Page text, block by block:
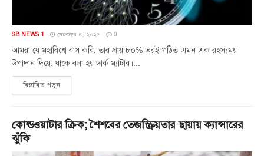
SB NEWS 1 সেপ্টেম্বর ৪, ২০২৫ 0
আমরা যে মহাবিশ্বে বাস করি, তার প্রায় ৮০% ভরই গঠিত এমন এক রহস্যময়
উপাদান দিয়ে, যাকে বলা হয় ডার্ক ম্যাটার।...
বিস্তারিত পড়ুন
কোল্ডওয়াটার ক্রিক; শৈশবের তেজস্ক্রিয়তার ছায়ায় ক্যান্সারের
ঝুঁকি